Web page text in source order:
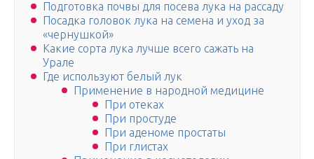
Подготовка почвы для посева лука на рассаду
Посадка головок лука на семена и уход за
«чернушкой»
Какие сорта лука лучше всего сажать на
Урале
Где используют белый лук
Применение в народной медицине
При отеках
При простуде
При аденоме простаты
При глистах